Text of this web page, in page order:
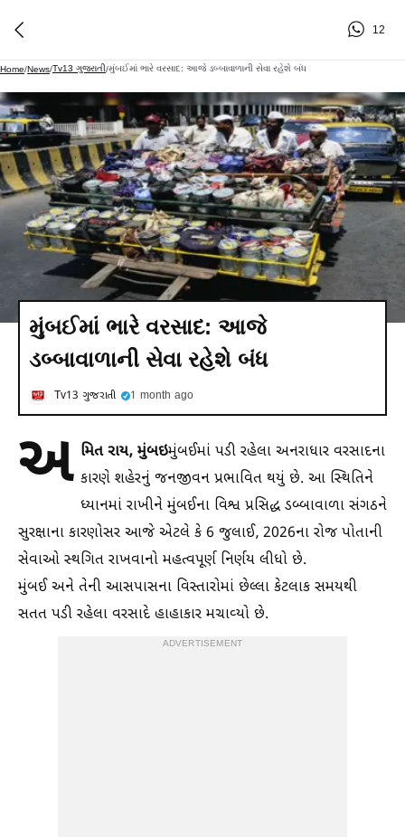
12
Home/News/Tv13 ગુજરાતી/મુંબઈમાં ભારે વરસાદ: આજે ડબ્બાવાળાની સેવા રહેશે બંધ
મુંબઈમાં ભારે વરસાદ: આજે
ડબ્બાવાળાની સેવા રહેશે બંધ
Tv13 ગુજરાતી 1 month ago
અ મિત રાય, મુંબઇમુંબઈમાં પડી રહેલા અનરાધાર વરસાદના
કારણે શહેરનું જનજીવન પ્રભાવિત થયું છે. આ સ્થિતિને
ધ્યાનમાં રાખીને મુંબઈના વિશ્વ પ્રસિદ્ધ ડબ્બાવાળા સંગઠને
સુરક્ષાના કારણોસર આજે એટલે કે 6 જુલાઈ, 2026ના રોજ પોતાની
સેવાઓ સ્થગિત રાખવાનો મહત્વપૂર્ણ નિર્ણય લીધો છે.
મુંબઈ અને તેની આસપાસના વિસ્તારોમાં છેલ્લા કેટલાક સમયથી
સતત પડી રહેલા વરસાદે હાહાકાર મચાવ્યો છે.
ADVERTISEMENT